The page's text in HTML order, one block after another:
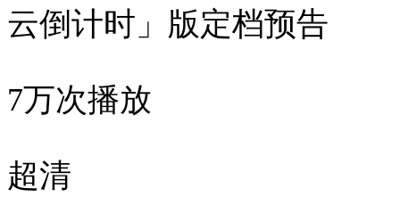
云倒计时」版定档预告
7万次播放
超清